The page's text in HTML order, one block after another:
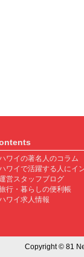
ワイの著名人のコラム
ワイで活躍する人にイ
営スタッフブログ
行・暮らしの便利帳
ワイ求人情報
Copyright © 81